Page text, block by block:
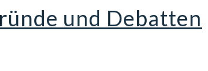
und Debatten